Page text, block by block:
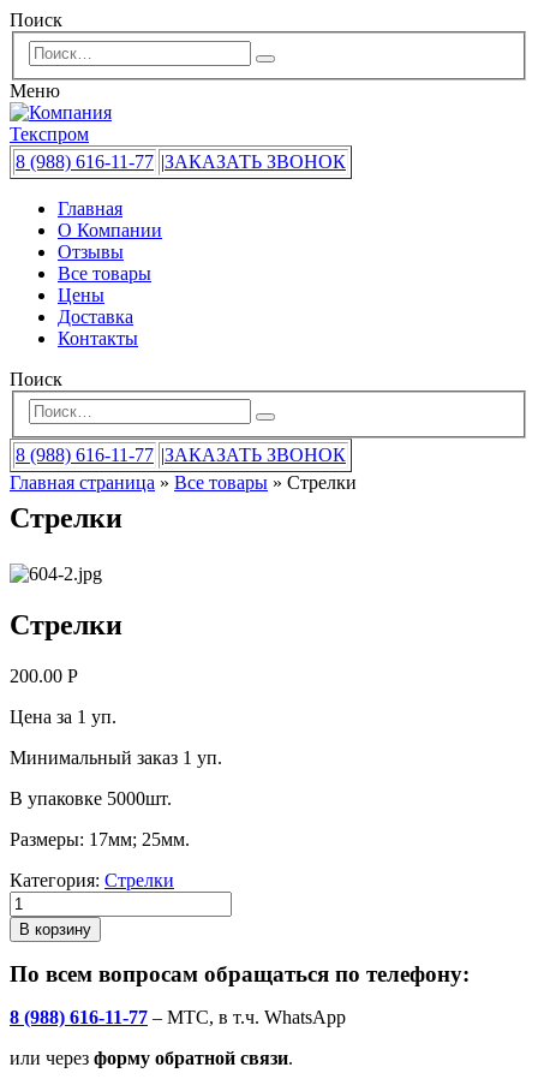
Поиск
Меню
8 (988) 616-11-77 |ЗАКАЗАТЬ ЗВОНОК
Главная
О Компании
Отзывы
Все товары
Цены
Доставка
Контакты
Поиск
8 (988) 616-11-77 |ЗАКАЗАТЬ ЗВОНОК
Главная страница » Все товары » Стрелки
Стрелки
Стрелки
200.00 Р
Цена за 1 уп.
Минимальный заказ 1 уп.
В упаковке 5000шт.
Размеры: 17мм; 25мм.
Категория: Стрелки
В корзину
По всем вопросам обращаться по телефону:
8 (988) 616-11-77 – МТС, в т.ч. WhatsApp
или через форму обратной связи.